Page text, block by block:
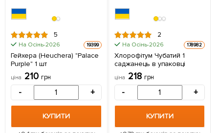
5
На Осінь-2026 19399
Гейхера (Heuchera) "Palace
Purple" 1 шт
ціна 210 грн
- +
КУПИТИ
2
На Осінь-2026 178982
Хлорофітум Чубатий 1
саджанець в упаковці
ціна 218 грн
- +
КУПИТИ